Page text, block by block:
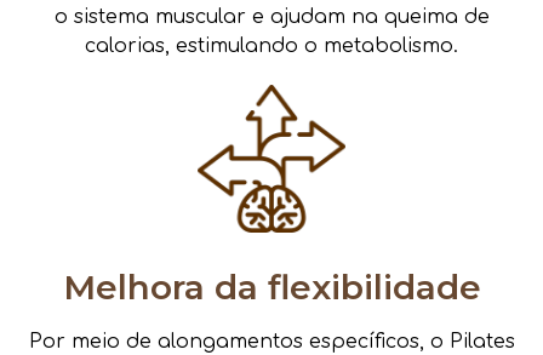
o sistema muscular e ajudam na queima de
calorias, estimulando o metabolismo.
Melhora da flexibilidade
Por meio de alongamentos específicos, o Pilates